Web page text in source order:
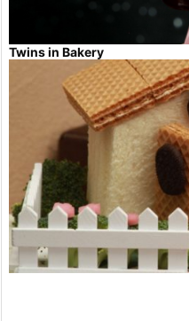
Twins in Bakery